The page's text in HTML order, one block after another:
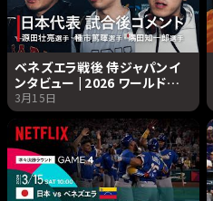
ベネズエラ戦後 侍ジャパンイ
ンタビュー | 2026 ワールドベ
ースボールクラシック |
Netflix Japan
3月15日